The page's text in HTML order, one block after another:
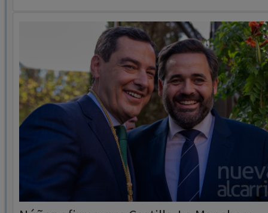
Núñez afirma que Castilla-La Mancha y
Andalucía compartirán modelo de
un año